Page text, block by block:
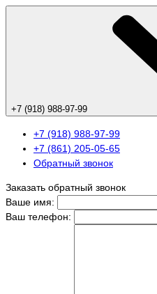
+7 (918) 988-97-99
+7 (918) 988-97-99
+7 (861) 205-05-65
Обратный звонок
Заказать обратный звонок
Ваше имя:
Ваш телефон: